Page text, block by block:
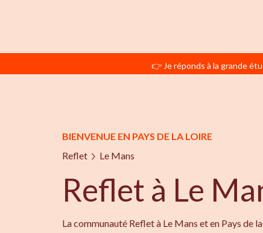
👉 Je réponds à la grande
BIENVENUE EN PAYS DE LA LOIRE
Reflet
Le Mans
Reflet à Le
La communauté Reflet à Le Mans et en Pays de